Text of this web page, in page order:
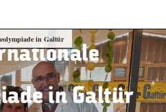
in Galtür
in Galtür